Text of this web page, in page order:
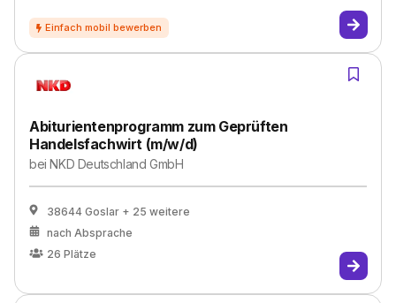
Abiturientenprogramm zum Geprüften
Handelsfachwirt (m/w/d)
beiNKD Deutschland GmbH
38644 Goslar + 25 weitere
nach Absprache
26 Plätze